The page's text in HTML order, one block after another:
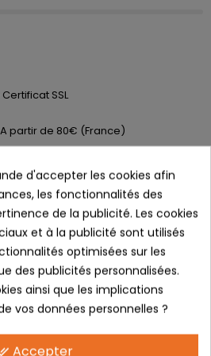
SSL
A partir de 80€ (France)
14 Jours
VEGAS
décontracté et
d'accepter les cookies afin
les fonctionnalités des
de la publicité. Les cookies
et à la publicité sont utilisés
optimisées sur les
des publicités personnalisées.
ainsi que les implications
vos données personnelles ?
Accepter